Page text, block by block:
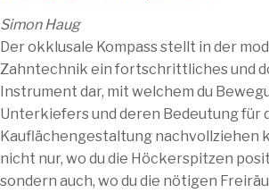
Simon Haug
Der okklusale Kompass stellt in der
Zahntechnik ein fortschrittliches und
Instrument dar, mit welchem du
Unterkiefers und deren Bedeutung für
Kauflächengestaltung nachvollziehen
nicht nur, wo du die Höckerspitzen
sondern auch, wo du die nötigen